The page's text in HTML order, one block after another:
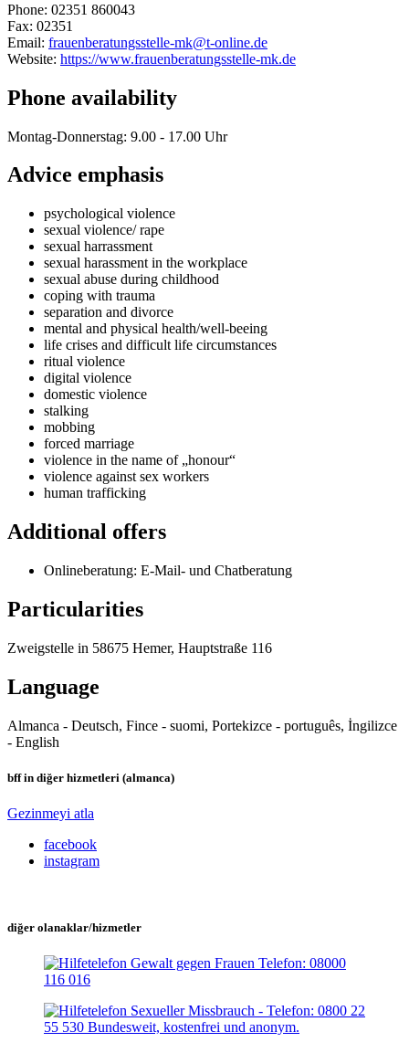
Phone: 02351 860043
Fax: 02351
Email: frauenberatungsstelle-mk@t-online.de
Website: https://www.frauenberatungsstelle-mk.de
Phone availability
Montag-Donnerstag: 9.00 - 17.00 Uhr
Advice emphasis
psychological violence
sexual violence/ rape
sexual harrassment
sexual harassment in the workplace
sexual abuse during childhood
coping with trauma
separation and divorce
mental and physical health/well-beeing
life crises and difficult life circumstances
ritual violence
digital violence
domestic violence
stalking
mobbing
forced marriage
violence in the name of „honour“
violence against sex workers
human trafficking
Additional offers
Onlineberatung: E-Mail- und Chatberatung
Particularities
Zweigstelle in 58675 Hemer, Hauptstraße 116
Language
Almanca - Deutsch, Fince - suomi, Portekizce - português, İngilizce
- English
bff in diğer hizmetleri (almanca)
Gezinmeyi atla
facebook
instagram
diğer olanaklar/hizmetler